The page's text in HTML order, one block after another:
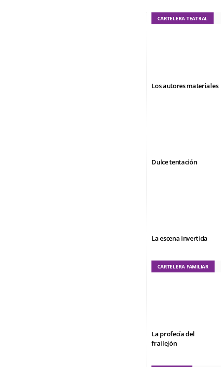
CARTELERA TEATRAL
Los autores materiales
Dulce tentación
La escena invertida
CARTELERA FAMILIAR
La profecía del
frailejón